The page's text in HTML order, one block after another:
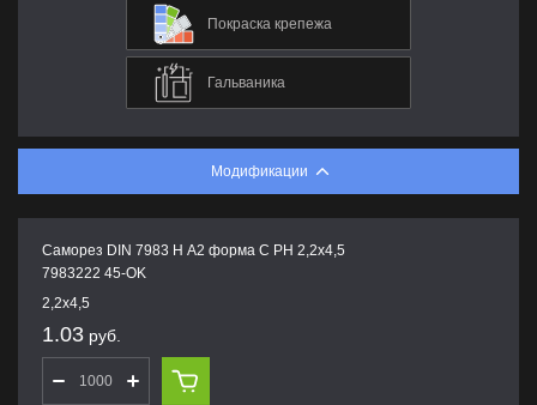
Покраска крепежа
Гальваника
Модификации
Саморез DIN 7983 H А2 форма С PH 2,2х4,5
7983222 45-OK
2,2х4,5
1.03 руб.